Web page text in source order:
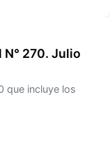
270. Julio
que incluye los